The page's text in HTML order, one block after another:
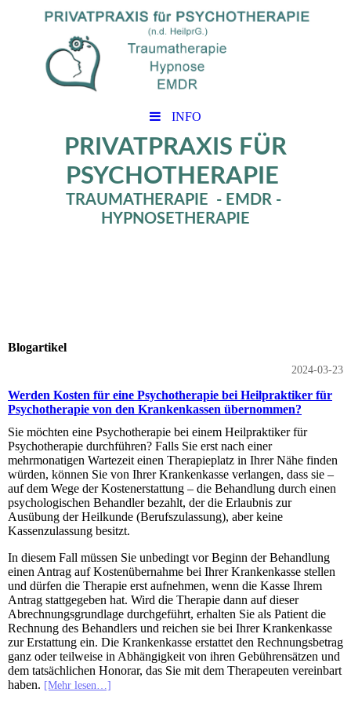
INFO
PRIVATPRAXIS FÜR
PSYCHOTHERAPIE
TRAUMATHERAPIE - EMDR -
HYPNOSETHERAPIE
Blogartikel
2024-03-23
Werden Kosten für eine Psychotherapie bei Heilpraktiker für
Psychotherapie von den Krankenkassen übernommen?
Sie möchten eine Psychotherapie bei einem Heilpraktiker für
Psychotherapie durchführen? Falls Sie erst nach einer
mehrmonatigen Wartezeit einen Therapieplatz in Ihrer Nähe finden
würden, können Sie von Ihrer Krankenkasse verlangen, dass sie –
auf dem Wege der Kostenerstattung – die Behandlung durch einen
psychologischen Behandler bezahlt, der die Erlaubnis zur
Ausübung der Heilkunde (Berufszulassung), aber keine
Kassenzulassung besitzt.
In diesem Fall müssen Sie unbedingt vor Beginn der Behandlung
einen Antrag auf Kostenübernahme bei Ihrer Krankenkasse stellen
und dürfen die Therapie erst aufnehmen, wenn die Kasse Ihrem
Antrag stattgegeben hat. Wird die Therapie dann auf dieser
Abrechnungsgrundlage durchgeführt, erhalten Sie als Patient die
Rechnung des Behandlers und reichen sie bei Ihrer Krankenkasse
zur Erstattung ein. Die Krankenkasse erstattet den Rechnungsbetrag
ganz oder teilweise in Abhängigkeit von ihren Gebührensätzen und
dem tatsächlichen Honorar, das Sie mit dem Therapeuten vereinbart
haben. [Mehr lesen…]